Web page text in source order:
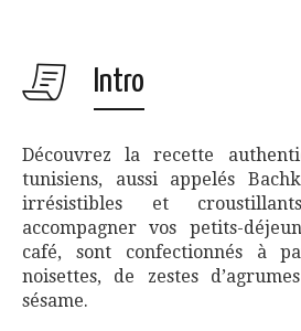
Intro
Découvrez la recette
tunisiens, aussi appelés
irrésistibles et
accompagner vos petits-
café, sont confectionnés à
noisettes, de zestes
sésame.